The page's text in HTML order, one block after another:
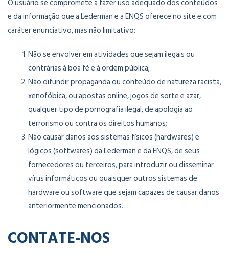
O usuário se compromete a fazer uso adequado dos conteúdos
e da informação que a Lederman e a ENQS oferece no site e com
caráter enunciativo, mas não limitativo:
Não se envolver em atividades que sejam ilegais ou
contrárias à boa fé e à ordem pública;
Não difundir propaganda ou conteúdo de natureza racista,
xenofóbica, ou apostas online, jogos de sorte e azar,
qualquer tipo de pornografia ilegal, de apologia ao
terrorismo ou contra os direitos humanos;
Não causar danos aos sistemas físicos (hardwares) e
lógicos (softwares) da Lederman e da ENQS, de seus
fornecedores ou terceiros, para introduzir ou disseminar
vírus informáticos ou quaisquer outros sistemas de
hardware ou software que sejam capazes de causar danos
anteriormente mencionados.
CONTATE-NOS